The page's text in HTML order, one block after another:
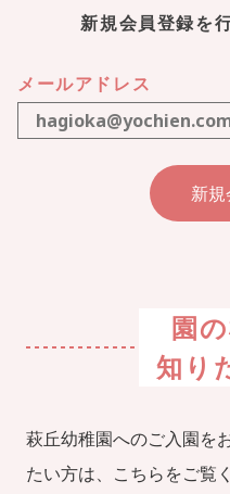
新規会員登録を
メールアドレス
園
知り
萩丘幼稚園へのご入園を
たい方は、こちらをご覧